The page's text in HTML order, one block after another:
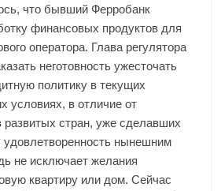
что бывший Ферробанк
финансовых продуктов для
оператора. Глава регулятора
неготовность ужесточать
политику в текущих
условиях, в отличие от
развитых стран, уже сделавших
удовлетворенность нынешним
не исключает желания
квартиру или дом. Сейчас